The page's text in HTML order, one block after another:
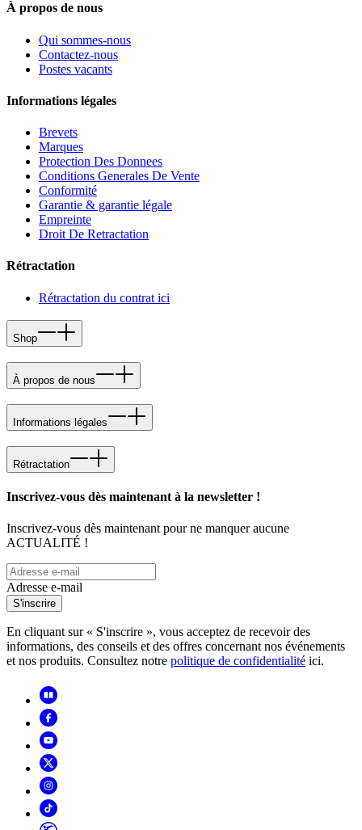
À propos de nous
Qui sommes-nous
Contactez-nous
Postes vacants
Informations légales
Brevets
Marques
Protection Des Donnees
Conditions Generales De Vente
Conformité
Garantie & garantie légale
Empreinte
Droit De Retractation
Rétractation
Rétractation du contrat ici
Shop
À propos de nous
Informations légales
Rétractation
Inscrivez-vous dès maintenant à la newsletter !
Inscrivez-vous dès maintenant pour ne manquer aucune
ACTUALITÉ !
Adresse e-mail
S'inscrire
En cliquant sur « S'inscrire », vous acceptez de recevoir des
informations, des conseils et des offres concernant nos événements
et nos produits. Consultez notre politique de confidentialité ici.